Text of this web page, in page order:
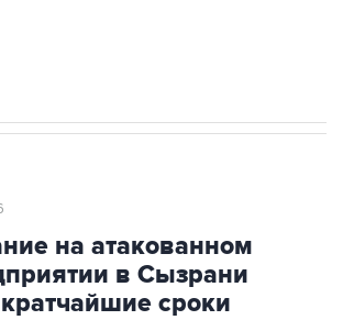
на атакованном
в Сызрани
кратчайшие сроки